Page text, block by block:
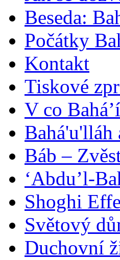
Beseda:
Počátky
Kontakt
Tiskové
V co
Bahá'u'lláh
Báb –
‘Abdu’l-
Shoghi
Světový
Duchovní